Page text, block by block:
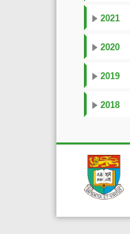
2021
2020
2019
2018